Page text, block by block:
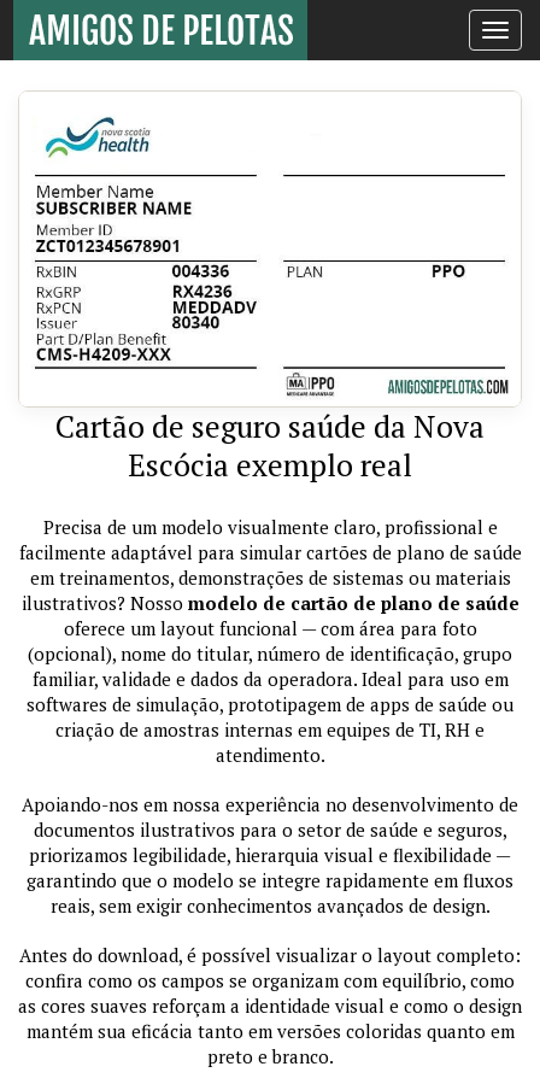
Toggle
Cartão de seguro saúde da Nova
Escócia exemplo real
Precisa de um modelo visualmente claro, profissional e
facilmente adaptável para simular cartões de plano de saúde
em treinamentos, demonstrações de sistemas ou materiais
ilustrativos? Nosso modelo de cartão de plano de saúde
oferece um layout funcional — com área para foto
(opcional), nome do titular, número de identificação, grupo
familiar, validade e dados da operadora. Ideal para uso em
softwares de simulação, prototipagem de apps de saúde ou
criação de amostras internas em equipes de TI, RH e
atendimento.
Apoiando-nos em nossa experiência no desenvolvimento de
documentos ilustrativos para o setor de saúde e seguros,
priorizamos legibilidade, hierarquia visual e flexibilidade —
garantindo que o modelo se integre rapidamente em fluxos
reais, sem exigir conhecimentos avançados de design.
Antes do download, é possível visualizar o layout completo:
confira como os campos se organizam com equilíbrio, como
as cores suaves reforçam a identidade visual e como o design
mantém sua eficácia tanto em versões coloridas quanto em
preto e branco.